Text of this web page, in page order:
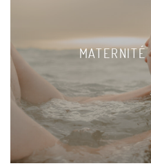
MATERNITÉ